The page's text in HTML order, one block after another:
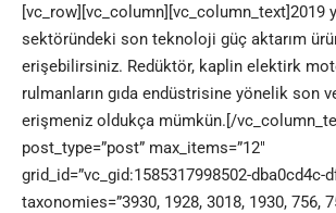
[vc_row][vc_column][vc_column_text]2019
sektöründeki son teknoloji güç aktarım
erişebilirsiniz. Redüktör, kaplin elektirk
rulman ların gıda endüstrisine yönelik son
erişmeniz oldukça mümkün.[/
post_type=”post” max_items=”12″
grid_id=”vc_gid:1585317998502-dba0cd4c-
taxonomies=”3930, 1928, 3018, 1930, 756,